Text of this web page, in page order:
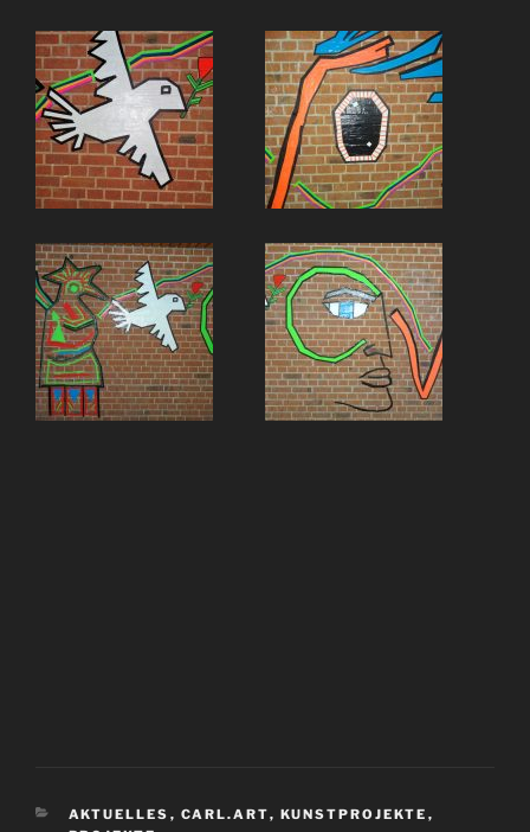
AKTUELLES , CARL.ART, KUNSTPROJEKTE ,